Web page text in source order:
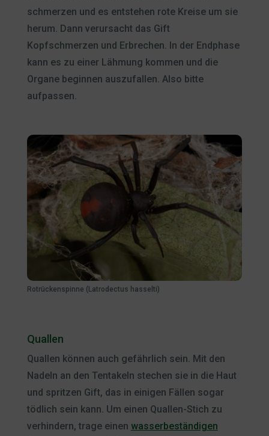
schmerzen und es entstehen rote Kreise um sie
herum. Dann verursacht das Gift
Kopfschmerzen und Erbrechen. In der Endphase
kann es zu einer Lähmung kommen und die
Organe beginnen auszufallen. Also bitte
aufpassen.
Rotrückenspinne (Latrodectus hasselti)
Quallen
Quallen können auch gefährlich sein. Mit den
Nadeln an den Tentakeln stechen sie in die Haut
und spritzen Gift, das in einigen Fällen sogar
tödlich sein kann. Um einen Quallen-Stich zu
verhindern, trage einen wasserbeständigen